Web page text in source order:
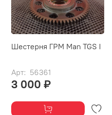
Шестерня ГРМ Man TGS I
Арт: 56361
3 000 ₽